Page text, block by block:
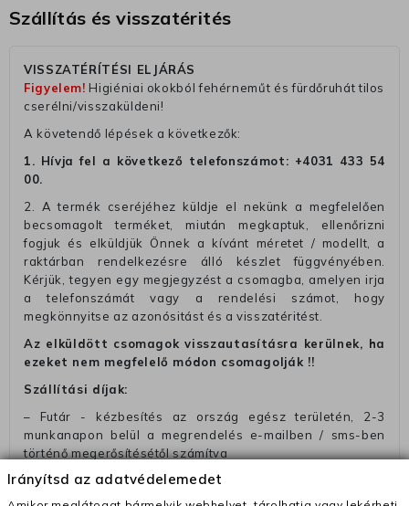
Szállítás és visszatérités
VISSZATÉRÍTÉSI ELJÁRÁS
Figyelem! Higiéniai okokból fehérneműt és fürdőruhát tilos
cserélni/visszaküldeni!
A követendő lépések a következők:
1. Hívja fel a következő telefonszámot: +4031 433 54
00.
2. A termék cseréjéhez küldje el nekünk a megfelelően
becsomagolt terméket, miután megkaptuk, ellenőrizni
fogjuk és elküldjük Önnek a kívánt méretet / modellt, a
raktárban rendelkezésre álló készlet függvényében.
Kérjük, tegyen egy megjegyzést a csomagba, amelyen irja
a telefonszámát vagy a rendelési számot, hogy
megkönnyitse az azonósitást és a visszatéritést.
Az elküldött csomagok visszautasításra kerülnek, ha
ezeket nem megfelelő módon csomagolják !!
Szállítási díjak:
– Futár - kézbesítés az ország egész területén, 2-3
munkanapon belül a megrendelés e-mailben / sms-ben
történő megerősítésétől számítva
– Szállítás 1700 Ft (+400 Ft utánvéttel)
Irányítsd az adatvédelemedet